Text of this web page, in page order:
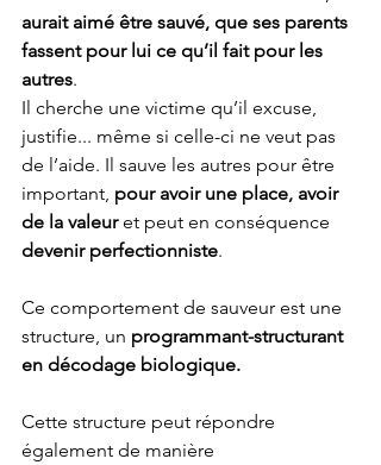
aurait aimé être sauvé, que ses parents
fassent pour lui ce qu’il fait pour les
autres.
Il cherche une victime qu’il excuse,
justifie... même si celle-ci ne veut pas
de l’aide. Il sauve les autres pour être
important, pour avoir une place, avoir
de la valeur et peut en conséquence
devenir perfectionniste.
Ce comportement de sauveur est une
structure, un programmant-structurant
en décodage biologique.
Cette structure peut répondre
également de manière